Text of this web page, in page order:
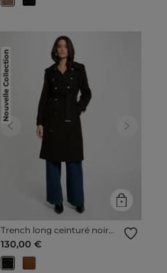
Nouvelle Collection
Previous Next
Trench long ceinturé noir
130,00 €